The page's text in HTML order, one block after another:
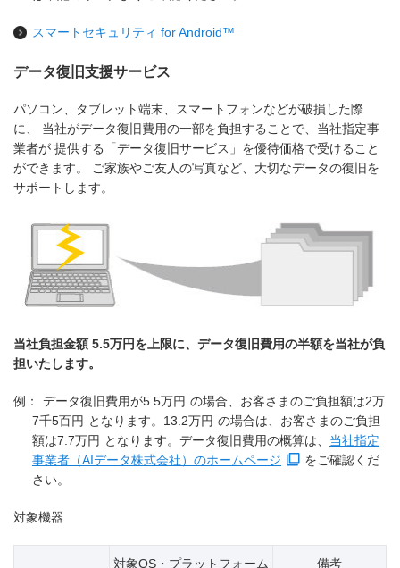
スマートセキュリティ for Android™
データ復旧支援サービス
パソコン、タブレット端末、スマートフォンなどが破損した際
に、 当社がデータ復旧費用の一部を負担することで、当社指定事
業者が 提供する「データ復旧サービス」を優待価格で受けること
ができます。 ご家族やご友人の写真など、大切なデータの復旧を
サポートします。
当社負担金額5.5万円を上限に、データ復旧費用の半額を当社が負
担いたします。
例： データ復旧費用が5.5万円 の場合、お客さまのご負担額は2万
7千5百円 となります。 13.2万円 の場合は、お客さまのご負担
額は7.7万円 となります。データ復旧費用の概算は、 当社指定
事業者（AIデータ株式会社）のホームページ
をご確認くだ
さい。
対象機器
対象OS・プラットフォーム 備考